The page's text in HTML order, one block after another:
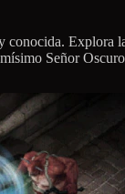
Explora
Señor